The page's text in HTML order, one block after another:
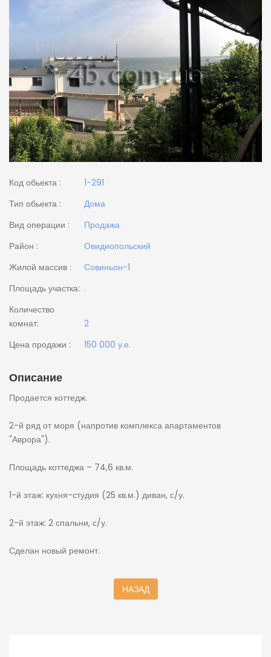
Код обьекта :
1-291
Тип обьекта :
Дома
Вид операции :
Продажа
Район :
Овидиопольский
Жилой массив :
Совиньон-1
Площадь участка: .
Количество
комнат:
2
Цена продажи :
150 000 у.е.
Описание
Продается коттедж.
2-й ряд от моря (напротив комплекса апартаментов
"Аврора").
Площадь коттеджа – 74,6 кв.м.
1-й этаж: кухня-студия (25 кв.м.) диван, с/у.
2-й этаж: 2 спальни, с/у.
Сделан новый ремонт.
НАЗАД